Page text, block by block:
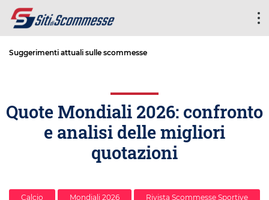
Suggerimenti attuali sulle scommesse
Quote Mondiali 2026: confronto
e analisi delle migliori
quotazioni
Calcio Mondiali 2026 Rivista Scommesse Sportive